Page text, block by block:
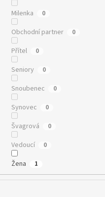
Milenka 0
Obchodní partner 0
Přítel 0
Seniory 0
Snoubenec 0
Synovec 0
Švagrová 0
Vedoucí 0
Žena 1